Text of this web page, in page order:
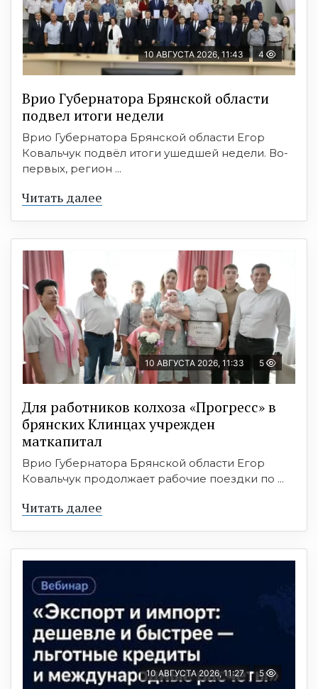
10 АВГУСТА 2026, 11:43 4
Врио Губернатора Брянской области
подвел итоги недели
Врио Губернатора Брянской области Егор
Ковальчук подвёл итоги ушедшей недели. Во-
первых, регион ...
Читать далее
10 АВГУСТА 2026, 11:33 5
Для работников колхоза «Прогресс» в
брянских Клинцах учрежден
маткапитал
Врио Губернатора Брянской области Егор
Ковальчук продолжает рабочие поездки по ...
Читать далее
10 АВГУСТА 2026, 11:27 5